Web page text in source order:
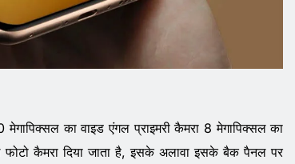
का वाइड एंगल प्राइमरी कैमरा 8 मेगापिक्सल का
कैमरा दिया जाता है, इसके अलावा इसके बैक पैनल पर